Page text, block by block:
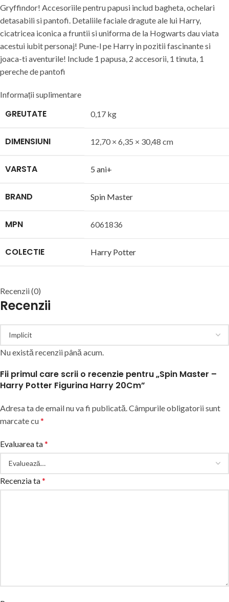
Gryffindor! Accesoriile pentru papusi includ bagheta, ochelari
detasabili si pantofi. Detaliile faciale dragute ale lui Harry,
cicatricea iconica a fruntii si uniforma de la Hogwarts dau viata
acestui iubit personaj! Pune-l pe Harry in pozitii fascinante si
joaca-ti aventurile! Include 1 papusa, 2 accesorii, 1 tinuta, 1
pereche de pantofi
Informații suplimentare
GREUTATE 0,17 kg
DIMENSIUNI 12,70 × 6,35 × 30,48 cm
VARSTA 5 ani+
BRAND Spin Master
MPN 6061836
COLECTIE Harry Potter
Recenzii (0)
Recenzii
Nu există recenzii până acum.
Fii primul care scrii o recenzie pentru „Spin Master –
Harry Potter Figurina Harry 20Cm”
Adresa ta de email nu va fi publicată.Câmpurile obligatorii sunt
marcate cu*
Evaluarea ta*
Recenzia ta*